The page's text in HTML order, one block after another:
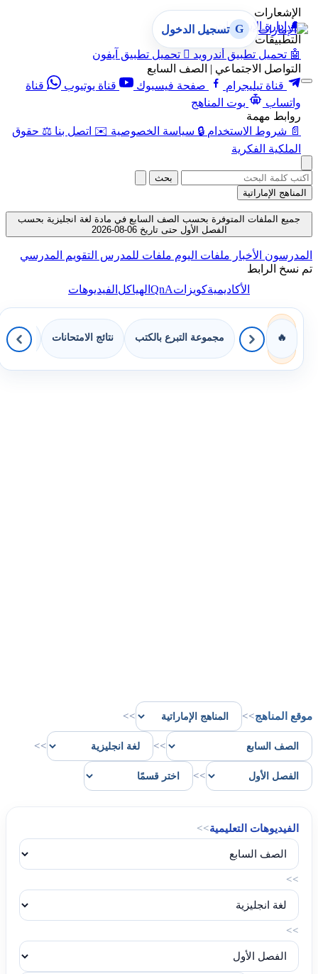
الإشعارات
🔔 إدارة الإشعارات
التطبيقات
🤖 تحميل تطبيق أندرويد  تحميل تطبيق آيفون
التواصل الاجتماعي | الصف السابع
قناة تيليجرام
صفحة فيسبوك قناة يوتيوب
قناة
واتساب
بوت المناهج
روابط مهمة
📄 شروط الاستخدام 🔒 سياسة الخصوصية ✉️ اتصل بنا ⚖️ حقوق
الملكية الفكرية
G تسجيل الدخول
بحث
المناهج الإماراتية
جميع الملفات المتوفرة بحسب الصف السابع في مادة لغة انجليزية بحسب
الفصل الأول حتى تاريخ 06-08-2026
المدرسون الأخبار ملفات اليوم ملفات للمدرس التقويم المدرسي
تم نسخ الرابط
الأكاديميةكويزاتQnAالهياكلالفيديوهات
🔥 مجموعة التبرع بالكتب نتائج الامتحانات
موقع المناهج>>
>>
>>
>>
>>
الفيديوهات التعليمية>>
>>
>>